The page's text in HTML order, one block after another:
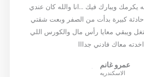
يكرمك ويبارك فيك ...انا والله كان عندي
كبيرة بدأت من الصفر وبعت شقتي
ويبقي معايا رأس مال والكورس اللي
اخدته معاك فادني جدااا
عمرو غانم
الاسكندريه